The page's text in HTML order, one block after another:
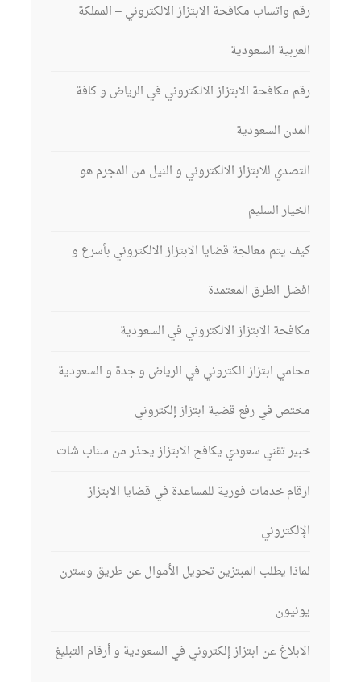
رقم واتساب مكافحة الابتزاز الالكتروني – المملكة
العربية السعودية
رقم مكافحة الابتزاز الالكتروني في الرياض و كافة
المدن السعودية
التصدي للابتزاز الالكتروني و النيل من المجرم هو
الخيار السليم
كيف يتم معالجة قضايا الابتزاز الالكتروني بأسرع و
افضل الطرق المعتمدة
مكافحة الابتزاز الالكتروني في السعودية
محامي ابتزاز الكتروني في الرياض و جدة و السعودية
مختص في رفع قضية ابتزاز إلكتروني
خبير تقني سعودي يكافح الابتزاز يحذر من سناب شات
ارقام خدمات فورية للمساعدة في قضايا الابتزاز
الإلكتروني
لماذا يطلب المبتزين تحويل الأموال عن طريق وسترن
يونيون
الابلاغ عن ابتزاز إلكتروني في السعودية و أرقام التبليغ